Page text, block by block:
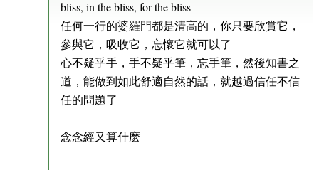
bliss, in the bliss, for the bliss
任何一行的婆羅門都是清高的，你只要欣賞它，
參與它，吸收它，忘懷它就可以了
心不疑乎手，手不疑乎筆，忘手筆，然後知書之
道，能做到如此舒適自然的話，就越過信任不信
任的問題了
念念經又算什麽